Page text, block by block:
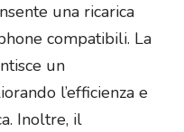
una ricarica
compatibili. La
un
l’efficienza e
Inoltre, il